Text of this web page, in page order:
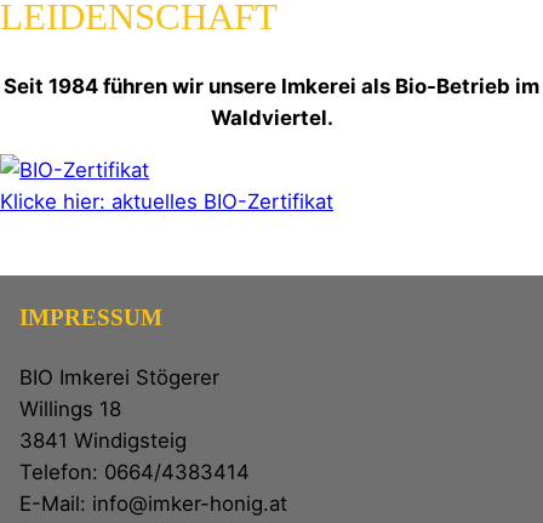
LEIDENSCHAFT
Seit 1984 führen wir unsere Imkerei als Bio-Betrieb im
Waldviertel.
Klicke hier: aktuelles BIO-Zertifikat
IMPRESSUM
BIO Imkerei Stögerer
Willings 18
3841 Windigsteig
Telefon: 0664/4383414
E-Mail: info@imker-honig.at